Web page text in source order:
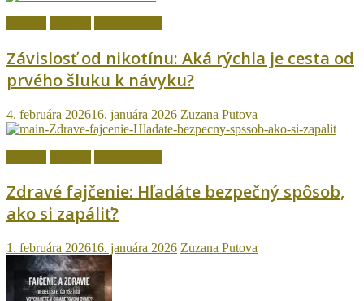
Závislosť od nikotínu: Aká rýchla je cesta od
prvého šluku k návyku?
4. februára 202616. januára 2026 Zuzana Putova
Zdravé fajčenie: Hľadáte bezpečný spôsob,
ako si zapáliť?
1. februára 202616. januára 2026 Zuzana Putova